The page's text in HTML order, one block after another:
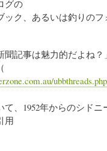
グの
ック、あるいは釣りのフ
記事は魅力的だよね？
て、1952年からのシドニ
用